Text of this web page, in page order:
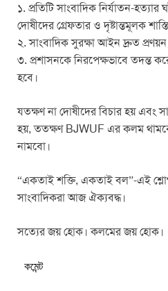
১. প্রতিটি সাংবাদিক নির্যাতন-হত্যার
দোষীদের গ্রেফতার ও দৃষ্টান্তমূলক
২. সাংবাদিক সুরক্ষা আইন দ্রুত
৩. প্রশাসনকে নিরপেক্ষভাবে তদন্ত
হবে।
যতক্ষণ না দোষীদের বিচার হয় এবং
হয়, ততক্ষণ BJWUF এর কলম
নামবো।
“একতাই শক্তি, একতাই বল”-এই
সাংবাদিকরা আজ ঐক্যবদ্ধ।
সত্যের জয় হোক। কলমের জয় হোক।
কমেন্ট